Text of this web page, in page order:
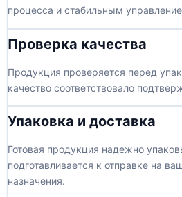
процесса и стабильным
Проверка качества
Продукция проверяется перед
качество соответствовало
Упаковка и доставка
Готовая продукция надежно
подготавливается к отправке на
назначения.